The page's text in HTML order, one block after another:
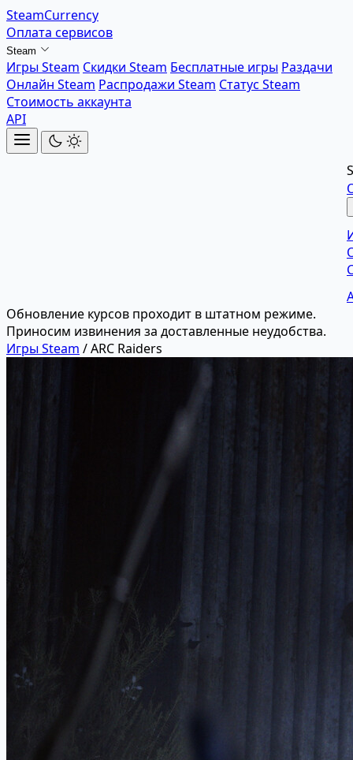
SteamCurrency
Оплата сервисов
Steam
Игры Steam Скидки Steam Бесплатные игры Раздачи
Онлайн Steam Распродажи Steam Статус Steam
Стоимость аккаунта
API
Обновление курсов проходит в штатном режиме.
Приносим извинения за доставленные неудобства.
Игры Steam /ARC Raiders